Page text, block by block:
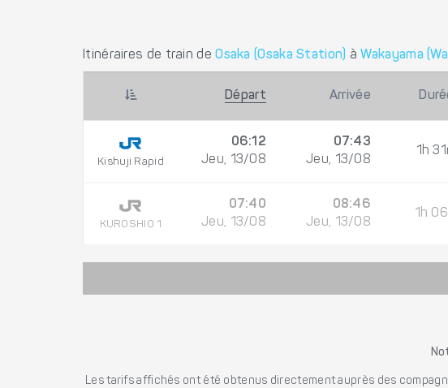
Itinéraires de train deOsaka (Osaka Station) àWakayama
Départ Arrivée
Kishuji Rapid
06:12
Jeu, 13/08
07:43
Jeu, 13/08
1h
KUROSHIO 1
07:40
Jeu, 13/08
08:46
Jeu, 13/08
1h
Les tarifs affichés ont été obtenus directement auprès des